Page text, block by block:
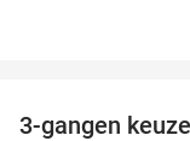
3-gangen